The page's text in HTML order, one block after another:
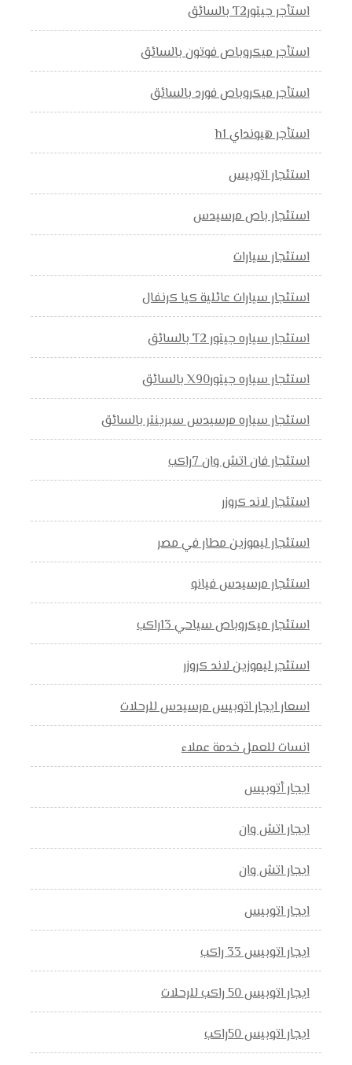
استأجر جيتورT2 بالسائق
استأجر ميكروباص فوتون بالسائق
استأجر ميكروباص فورد بالسائق
استأجر هيونداي h1
استئجار اتوبيس
استئجار باص مرسيدس
استئجار سيارات
استئجار سيارات عائلية كيا كرنفال
استئجار سياره جيتور T2 بالسائق
استئجار سياره جيتورX90 بالسائق
استئجار سياره مرسيدس سبرينتر بالسائق
استئجار فان اتش وان 7راكب
استئجار لاند كروزر
استئجار ليموزين مطار في مصر
استئجار مرسيدس فيانو
استئجار ميكروباص سياحي 13راكب
استئجر ليموزين لاند كروزر
اسعار ايجار اتوبيس مرسيدس للرحلات
انسات للعمل خدمة عملاء
ايجار أتوبيس
ايجار اتش وان
ايجار اتش وان
ايجار اتوبيس
ايجار اتوبيس 33 راكب
ايجار اتوبيس 50 راكب للرحلات
ايجار اتوبيس 50راكب